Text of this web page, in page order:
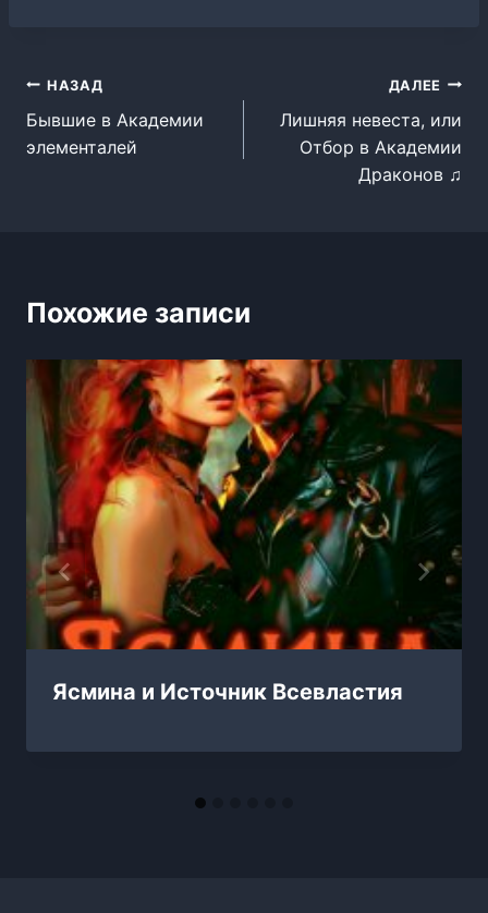
Навигация
по
НАЗАД
Бывшие в Академии
элементалей
ДАЛЕЕ
Лишняя невеста, или
Отбор в Академии
Драконов ♫
Похожие записи
Ясмина и Источник Всевластия